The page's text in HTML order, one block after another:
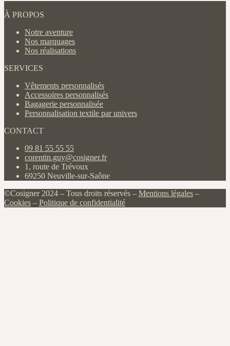
À PROPOS
Notre aventure
Nos marquages
Nos réalisations
SERVICES
Vêtements personnalisés
Accessoires personnalisés
Bagagerie personnalisée
Personnalisation textile par univers
CONTACT
09 81 55 55 55
corentin.guy@cosigner.fr
1, route de Trévoux
69250 Neuville-sur-Saône
©Cosigner 2024 – Tous droits réservés – Mentions légales –
Cookies – Politique de confidentialité